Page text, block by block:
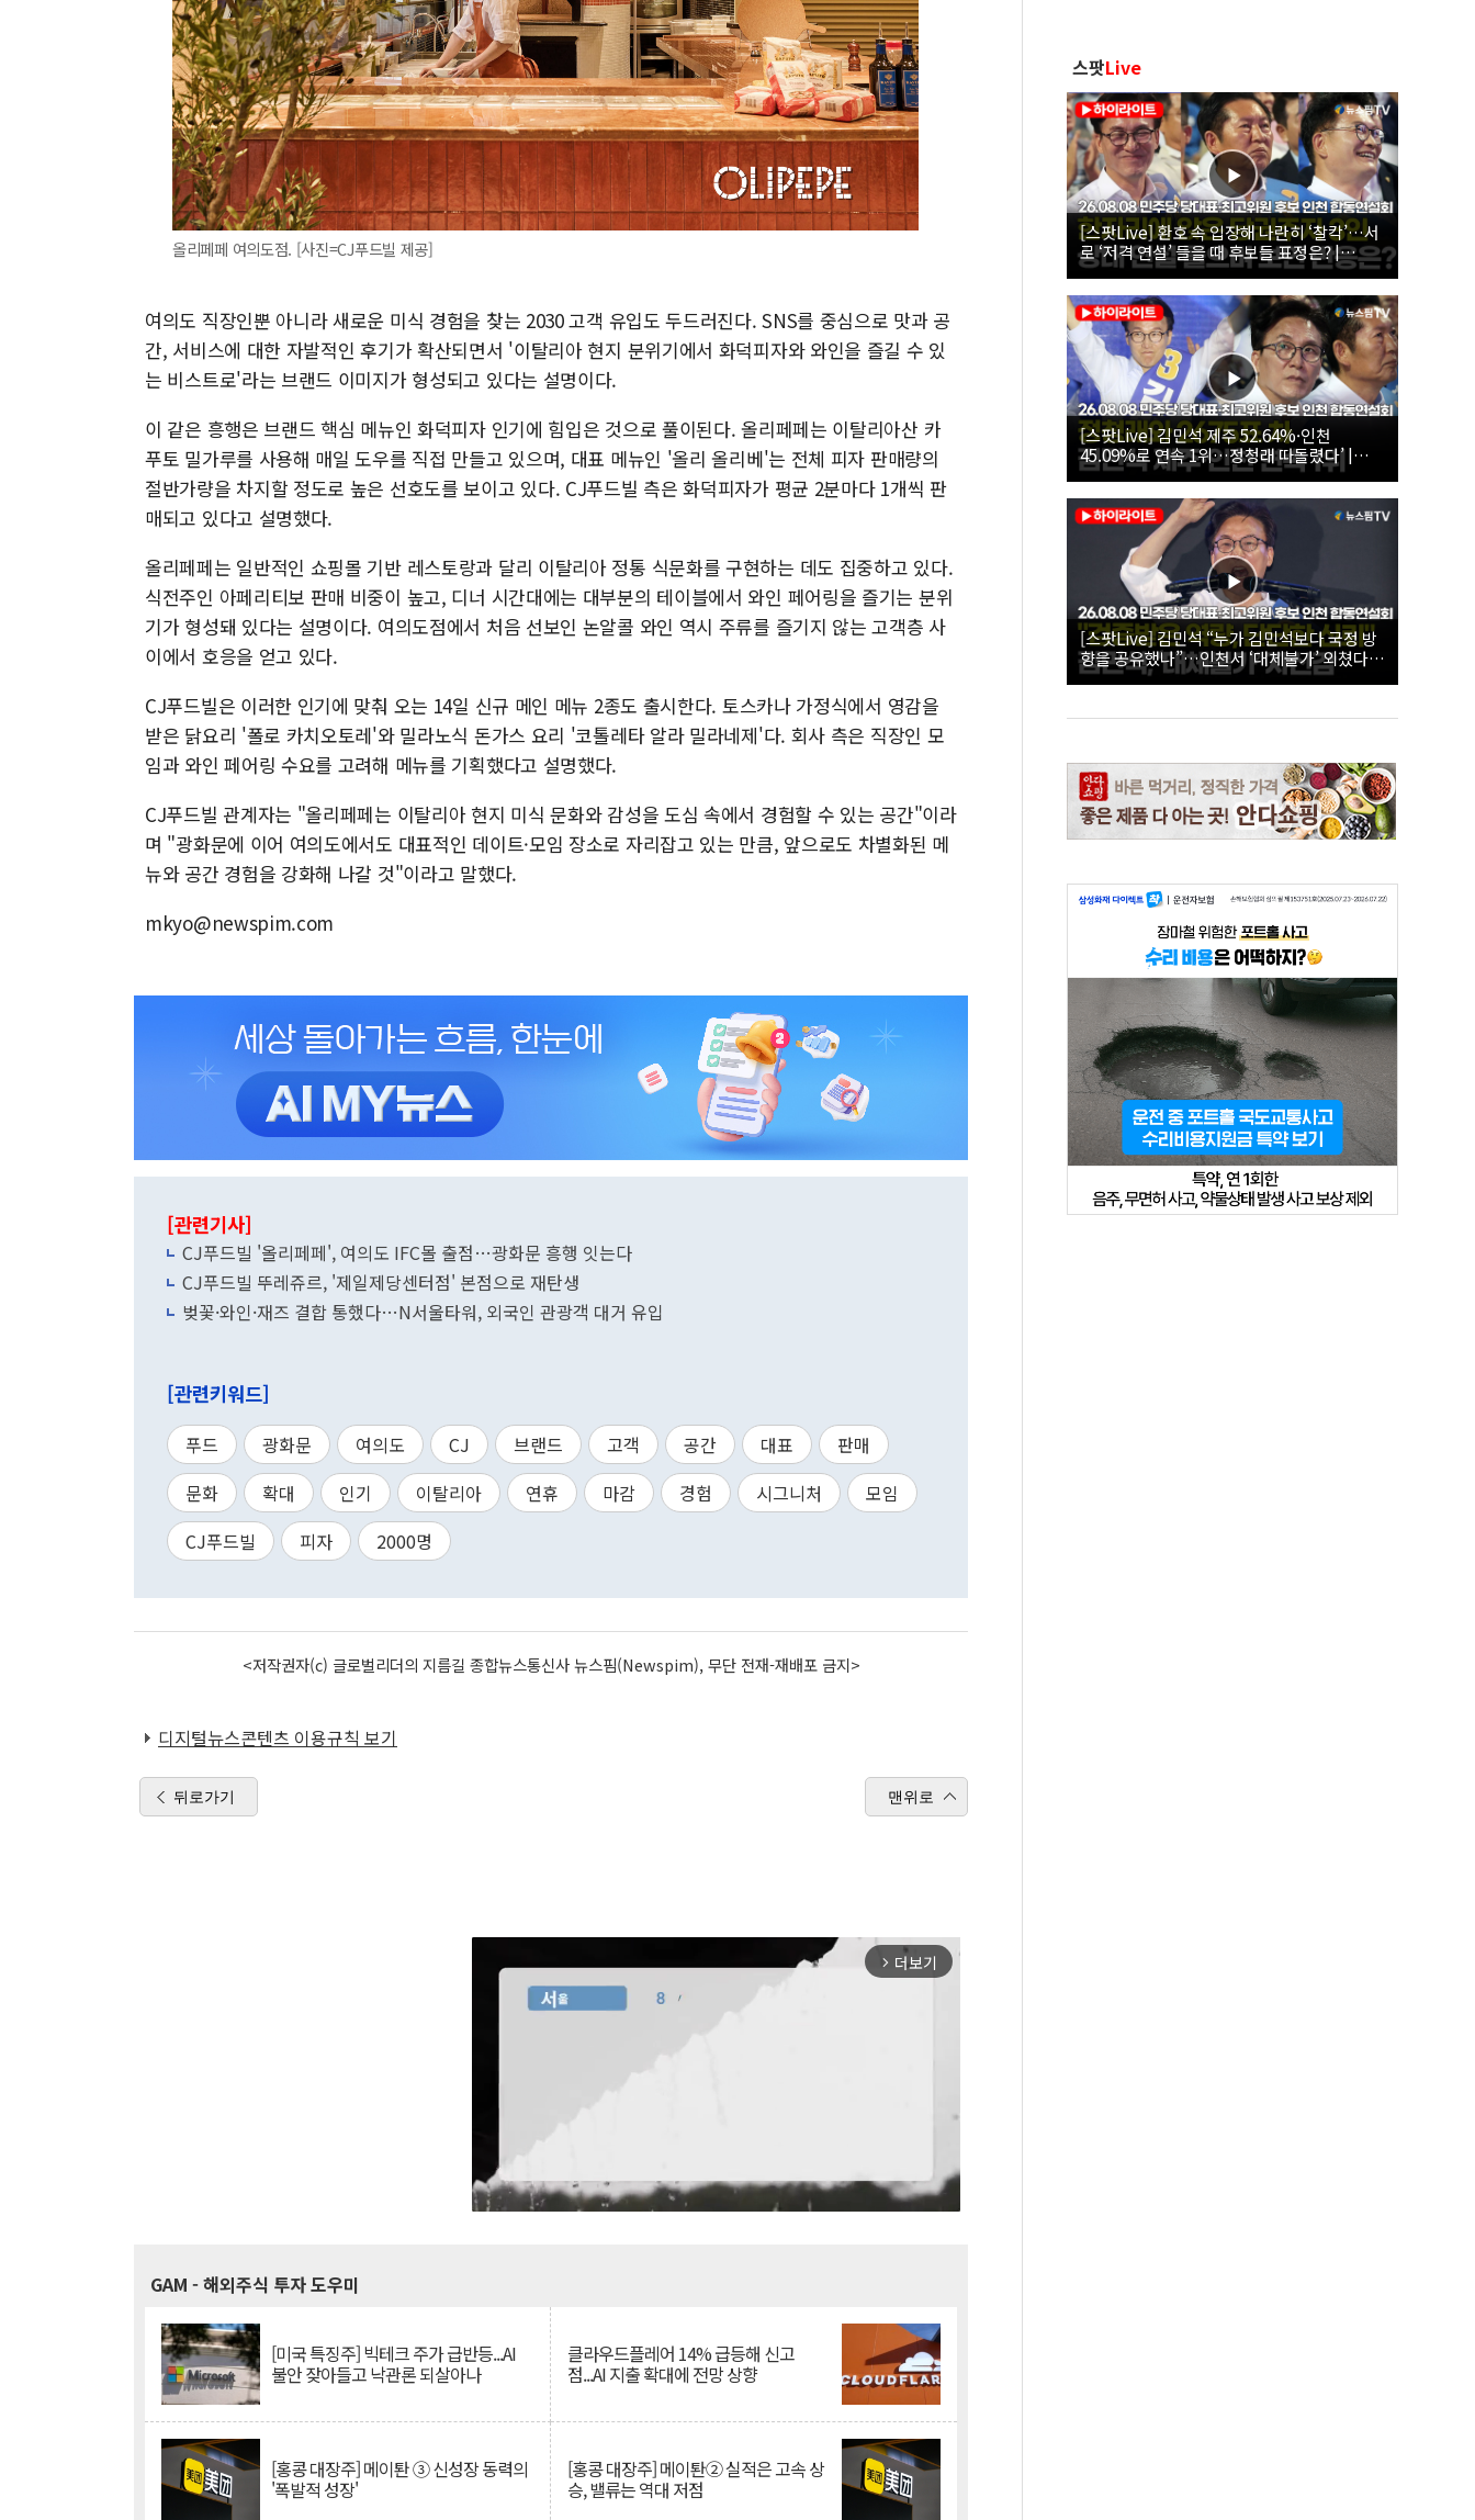
올리페페 여의도점. [사진=CJ푸드빌 제공]
여의도 직장인뿐 아니라 새로운 미식 경험을 찾는 2030 고객 유입도 두드러진다. SNS를 중심으로 맛과 공
간, 서비스에 대한 자발적인 후기가 확산되면서 '이탈리아 현지 분위기에서 화덕피자와 와인을 즐길 수 있
는 비스트로'라는 브랜드 이미지가 형성되고 있다는 설명이다.
이 같은 흥행은 브랜드 핵심 메뉴인 화덕피자 인기에 힘입은 것으로 풀이된다. 올리페페는 이탈리아산 카
푸토 밀가루를 사용해 매일 도우를 직접 만들고 있으며, 대표 메뉴인 '올리 올리베'는 전체 피자 판매량의
절반가량을 차지할 정도로 높은 선호도를 보이고 있다. CJ푸드빌 측은 화덕피자가 평균 2분마다 1개씩 판
매되고 있다고 설명했다.
올리페페는 일반적인 쇼핑몰 기반 레스토랑과 달리 이탈리아 정통 식문화를 구현하는 데도 집중하고 있다.
식전주인 아페리티보 판매 비중이 높고, 디너 시간대에는 대부분의 테이블에서 와인 페어링을 즐기는 분위
기가 형성돼 있다는 설명이다. 여의도점에서 처음 선보인 논알콜 와인 역시 주류를 즐기지 않는 고객층 사
이에서 호응을 얻고 있다.
CJ푸드빌은 이러한 인기에 맞춰 오는 14일 신규 메인 메뉴 2종도 출시한다. 토스카나 가정식에서 영감을
받은 닭요리 '폴로 카치오토레'와 밀라노식 돈가스 요리 '코톨레타 알라 밀라네제'다. 회사 측은 직장인 모
임과 와인 페어링 수요를 고려해 메뉴를 기획했다고 설명했다.
CJ푸드빌 관계자는 "올리페페는 이탈리아 현지 미식 문화와 감성을 도심 속에서 경험할 수 있는 공간"이라
며 "광화문에 이어 여의도에서도 대표적인 데이트·모임 장소로 자리잡고 있는 만큼, 앞으로도 차별화된 메
뉴와 공간 경험을 강화해 나갈 것"이라고 말했다.
mkyo@newspim.com
[관련기사]
CJ푸드빌 '올리페페', 여의도 IFC몰 출점…광화문 흥행 잇는다
CJ푸드빌 뚜레쥬르, '제일제당센터점' 본점으로 재탄생
벚꽃·와인·재즈 결합 통했다…N서울타워, 외국인 관광객 대거 유입
[관련키워드]
푸드 광화문 여의도 CJ 브랜드 고객 공간 대표
판매
문화
확대 인기 이탈리아 연휴 마감 경험 시그니처
모임
CJ푸드빌
피자 2000명
<저작권자(c) 글로벌리더의 지름길 종합뉴스통신사 뉴스핌(Newspim), 무단 전재-재배포 금지>
디지털뉴스콘텐츠 이용규칙 보기
뒤로가기 맨위로
arrow_forward_ios 더보기
GAM - 해외주식 투자 도우미
[미국 특징주] 빅테크 주가 급반등...AI
불안 잦아들고 낙관론 되살아나
클라우드플레어 14% 급등해 신고
점...AI 지출 확대에 전망 상향
[홍콩 대장주] 메이퇀 ③ 신성장 동력의
'폭발적 성장'
[홍콩 대장주] 메이퇀② 실적은 고속 상
승, 밸류는 역대 저점
스팟Live
[스팟Live] 환호 속 입장해 나란히 ‘찰칵’…서
로 ‘저격 연설’ 들을 때 후보들 표정은? |
26.08.08 더불어민주당 당대표·최고위원 후
보 인천 합동연설회
[스팟Live] 김민석 제주 52.64%·인천
45.09%로 연속 1위…정청래 따돌렸다’ |
26.08.08 더불어민주당 당대표·최고위원 후
보 인천 합동연설회
[스팟Live] 김민석 “누가 김민석보다 국정 방
향을 공유했나”…인천서 ‘대체불가’ 외쳤다 |
26.08.08 더불어민주당 당대표·최고위원 후